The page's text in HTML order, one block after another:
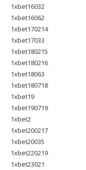
1xbet16032
1xbet16062
1xbet170214
1xbet17033
1xbet180215
1xbet180216
1xbet18063
1xbet180718
1xbet19
1xbet190719
1xbet2
1xbet200217
1xbet20035
1xbet220219
1xbet23021